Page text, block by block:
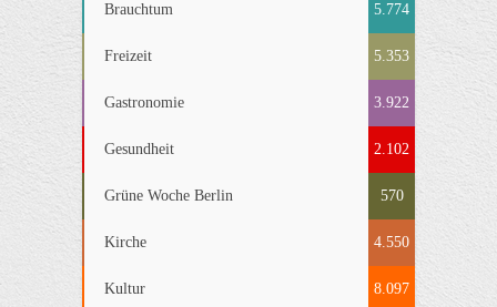
Brauchtum 5.774
Freizeit 5.353
Gastronomie 3.922
Gesundheit 2.102
Grüne Woche Berlin 570
Kirche 4.550
Kultur 8.097